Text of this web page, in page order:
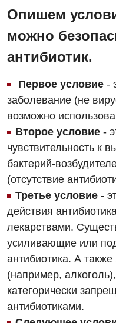
Инструментальная
Маммография
Нейросонография
УЗИ
Эндоскопическое
Для взрослых
Акушерство и
Аллергология,
Андрология
Диагностическое
Дневной стационар
Онкологическое
Отдел госпитализации
Отделение
Отделение
Офтальмологическое
Педиатрическое
Скорая медицинская
Терапевтическое
Травматологическое
Урологическое
Хирургическое
Лечение острого инфаркта
Украинский
Опишем
можно
антибиотик.
Первое условие -
заболевание (не
возможно
Второе условие -
чувствительность к
бактерий-
(отсутствие
Третье условие -
действия
лекарствами.
усиливающие или
антибиотика. А
(например,
категорически
антибиотиками.